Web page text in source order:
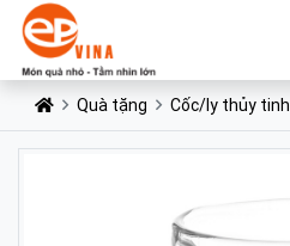
Quà tặng Cốc/ly thủy tinh